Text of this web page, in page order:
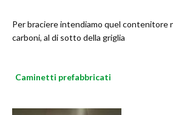
Per braciere intendiamo quel contenitore
carboni, al di sotto della griglia
Caminetti prefabbricati